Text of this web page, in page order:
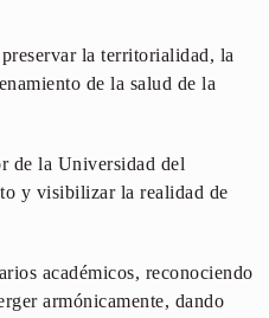
la territorialidad, la
de la salud de la
de la Universidad del
y visibilizar la realidad de
académicos, reconociendo
armónicamente, dando